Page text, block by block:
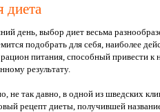
диета
день, выбор диет весьма
подобрать для себя, наиболее
питания, способный привести к
результату.
не так давно, в одной из шведских
рецепт диеты, получившей